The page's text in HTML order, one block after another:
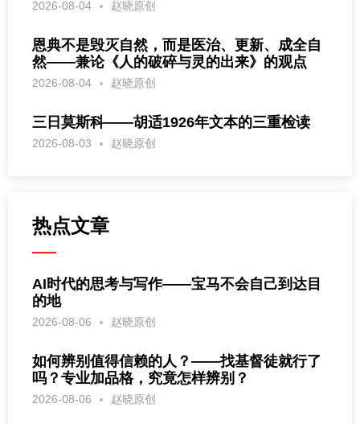
2026-08-04 赵晓原创
恩典不是毁灭自然，而是医治、更新、成全自
然——兼论《人的破碎与灵的出来》的观点
2026-08-04 赵晓原创
三日莫斯科——胡适1926年文本的三重检读
2026-08-03 赵晓原创
热点文章
AI时代的思考与写作——宝马不会自己到达目
的地
2026-08-06 赵晓原创
如何辨别值得信赖的人？——找基督徒就行了
吗？专业加品格，究竟怎样辨别？
2026-08-06 赵晓原创